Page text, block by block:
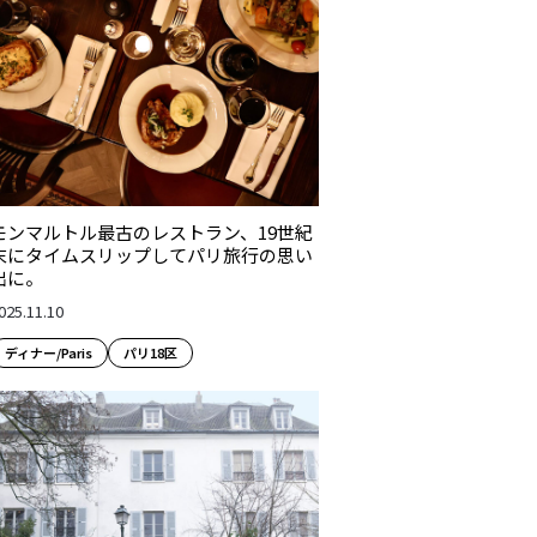
ンマルトル最古のレストラン、19世紀
にタイムスリップしてパリ旅行の思い
。
ディナー/Paris パリ18区